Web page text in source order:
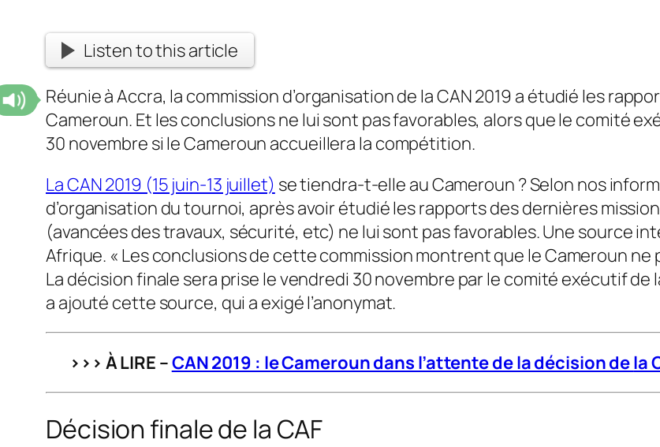
Listen to this article
Réunie à Accra, la commission d’organisation de la CAN 2019 a étudié les
Cameroun. Et les conclusions ne lui sont pas favorables, alors que le comité
30 novembre si le Cameroun accueillera la compétition.
La CAN 2019 (15 juin-13 juillet) se tiendra-t-elle au Cameroun ? Selon nos
d’organisation du tournoi, après avoir étudié les rapports des dernières
(avancées des travaux, sécurité, etc) ne lui sont pas favorables. Une source
Afrique. « Les conclusions de cette commission montrent que le Cameroun ne
La décision finale sera prise le vendredi 30 novembre par le comité exécutif
a ajouté cette source, qui a exigé l’anonymat.
>>> À LIRE –CAN 2019 : le Cameroun dans l’attente de la décision dela
Décision finale de la CAF